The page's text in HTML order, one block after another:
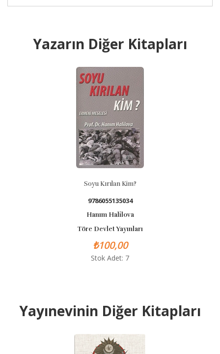
Yazarın Diğer Kitapları
Yayınevinin Diğer Kitapları